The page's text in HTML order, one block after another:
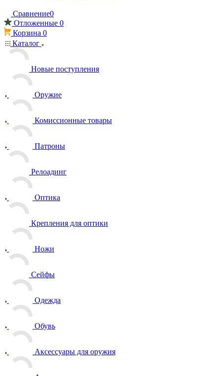
Сравнение0
Отложенные 0
Корзина 0
Каталог
Новые поступления
Оружие
Комиссионные товары
Патроны
Релоадинг
Оптика
Крепления для оптики
Ножи
Сейфы
Одежда
Обувь
Аксессуары для оружия